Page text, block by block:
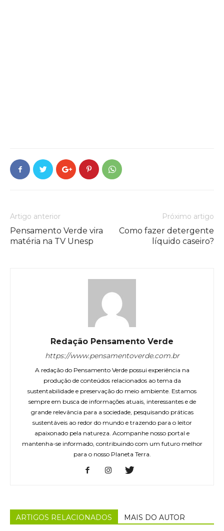
Artigo anterior
Pensamento Verde vira
matéria na TV Unesp
Próximo artigo
Como fazer detergente
líquido caseiro?
Redação Pensamento Verde
https://www.pensamentoverde.com.br
A redação do Pensamento Verde possui experiência na
produção de conteúdos relacionados ao tema da
sustentabilidade e preservação do meio ambiente. Estamos
sempre em busca de informações atuais, interessantes e de
grande relevância para a sociedade, pesquisando práticas
sustentáveis ao redor do mundo e trazendo para o leitor
apaixonado pela natureza. Acompanhe nosso portal e
mantenha-se informado, contribuindo com um futuro melhor
para o nosso Planeta Terra.
ARTIGOS RELACIONADOS MAIS DO AUTOR